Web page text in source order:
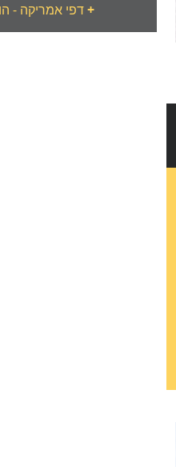
דפי אמריקה - הוסף בית עסק+